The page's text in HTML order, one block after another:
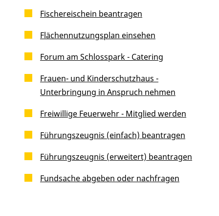
Fischereischein beantragen
Flächennutzungsplan einsehen
Forum am Schlosspark - Catering
Frauen- und Kinderschutzhaus -
Unterbringung in Anspruch nehmen
Freiwillige Feuerwehr - Mitglied werden
Führungszeugnis (einfach) beantragen
Führungszeugnis (erweitert) beantragen
Fundsache abgeben oder nachfragen